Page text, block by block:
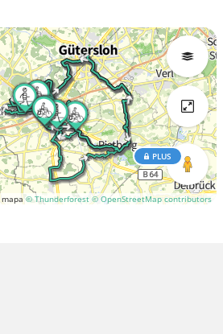
© Thunderforest © OpenStreetMap contributors
PLUS